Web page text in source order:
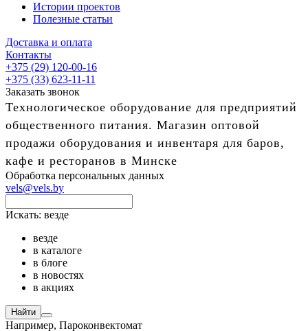
Истории проектов
Полезные статьи
Доставка и оплата
Контакты
+375 (29) 120-00-16
+375 (33) 623-11-11
Заказать звонок
Технологическое оборудование для предприятий
общественного питания. Магазин оптовой
продажи оборудования и инвентаря для баров,
кафе и ресторанов в Минске
Обработка персональных данных
vels@vels.by
Искать: везде
везде
в каталоге
в блоге
в новостях
в акциях
Найти
Например, Пароконвектомат